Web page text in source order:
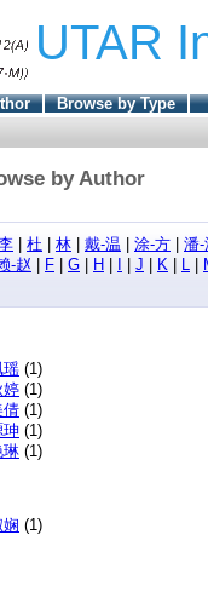
UTAR
Browse by Type
by Author
| 杜 | 林 | 戴-温 | 涂-方 | 潘-
-赵 | F | G | H | I | J | K | L |
瑶 (1)
婷 (1)
倩 (1)
珅 (1)
琳 (1)
娴 (1)